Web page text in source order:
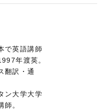
で英語講師
年渡英。
翻訳・通
ン大学大学
師。